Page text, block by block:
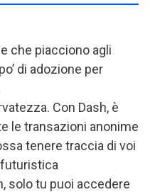
che piacciono agli
di adozione per
Con Dash, è
le transazioni anonime
tenere traccia di voi
solo tu puoi accedere